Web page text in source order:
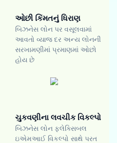
ઓછી કિંમતનું ધિરાણ
બિઝનેસ લોન પર વસૂલવામાં
આવતો વ્યાજ દર અન્ય લોનની
સરખામણીમાં પ્રમાણમાં ઓછો
હોય છે
ચુકવણીના લવચીક વિકલ્પો
બિઝનેસ લોન ફ્લેક્સિબલ
ઇએમઆઈ વિકલ્પો સાથે પરત